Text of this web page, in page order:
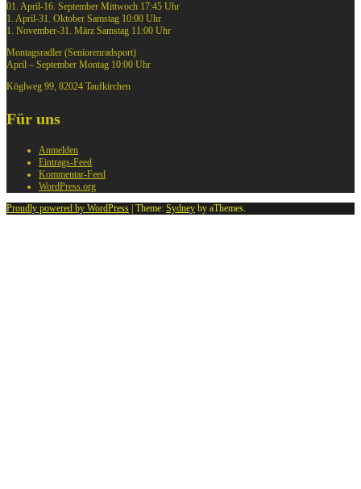
01. April-16. September Mittwoch 17:45 Uhr
1. April-31. Oktober Samstag 10:00 Uhr
1. November-31. März Samstag 11:00 Uhr
Montagsradler (Seniorenradsport)
April – September Montag 10:00 Uhr
Köglweg 99, 82024 Taufkirchen
Für uns
Anmelden
Eintrags-Feed
Kommentar-Feed
WordPress.org
Proudly powered by WordPress Theme: Sydney by aThemes.